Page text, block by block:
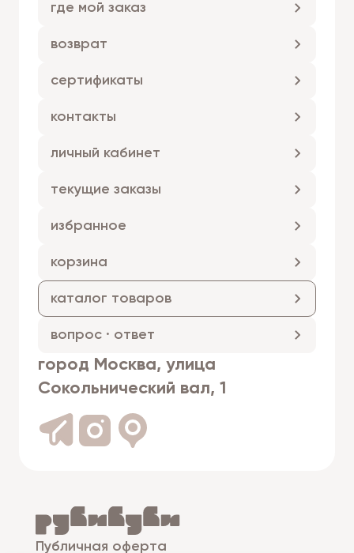
город Москва, улица
Сокольнический вал, 1
где мой заказ
возврат
сертификаты
контакты
личный кабинет
текущие заказы
избранное
корзина
каталог товаров
вопрос · ответ
Публичная оферта